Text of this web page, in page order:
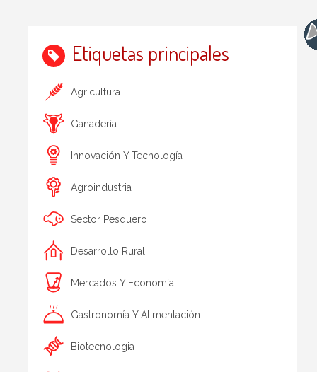
Etiquetas principales
Agricultura
Ganadería
Innovación Y Tecnología
Agroindustria
Sector Pesquero
Desarrollo Rural
Mercados Y Economía
Gastronomía Y Alimentación
Biotecnologia